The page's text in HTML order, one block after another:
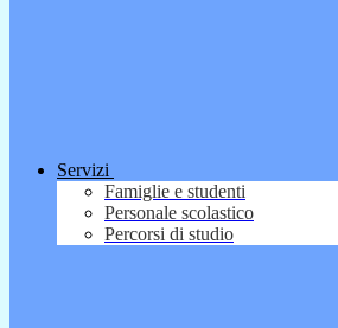
Servizi
Famiglie e studenti
Personale scolastico
Percorsi di studio